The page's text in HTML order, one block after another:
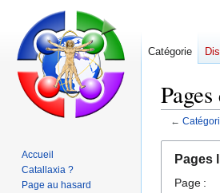
←
Pages
Page :
Catégorie
Accueil
Catallaxia ?
Page au hasard